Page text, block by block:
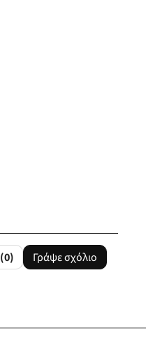
(0) Γράψε σχόλιο